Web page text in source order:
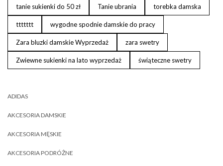
tanie sukienki do 50 zł Tanie ubrania torebka damska
ttttttt wygodne spodnie damskie do pracy
Zara bluzki damskie Wyprzedaż zara swetry
Zwiewne sukienki na lato wyprzedaż świąteczne swetry
ADIDAS
AKCESORIA DAMSKIE
AKCESORIA MĘSKIE
AKCESORIA PODRÓŻNE